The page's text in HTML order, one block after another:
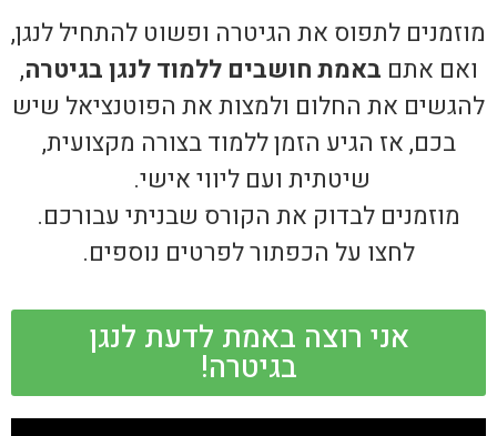
מוזמנים לתפוס את הגיטרה ופשוט להתחיל לנגן,
ואם אתם באמת חושבים ללמוד לנגן בגיטרה,
להגשים את החלום ולמצות את הפוטנציאל שיש
בכם, אז הגיע הזמן ללמוד בצורה מקצועית,
שיטתית ועם ליווי אישי.
מוזמנים לבדוק את הקורס שבניתי עבורכם.
לחצו על הכפתור לפרטים נוספים.
אני רוצה באמת לדעת לנגן
בגיטרה!